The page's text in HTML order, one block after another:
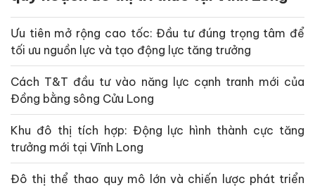
Ưu tiên mở rộng cao tốc: Đầu tư đúng trọng tâm để
tối ưu nguồn lực và tạo động lực tăng trưởng
Cách T&T đầu tư vào năng lực cạnh tranh mới của
Đồng bằng sông Cửu Long
Khu đô thị tích hợp: Động lực hình thành cực tăng
trưởng mới tại Vĩnh Long
Đô thị thể thao quy mô lớn và chiến lược phát triển